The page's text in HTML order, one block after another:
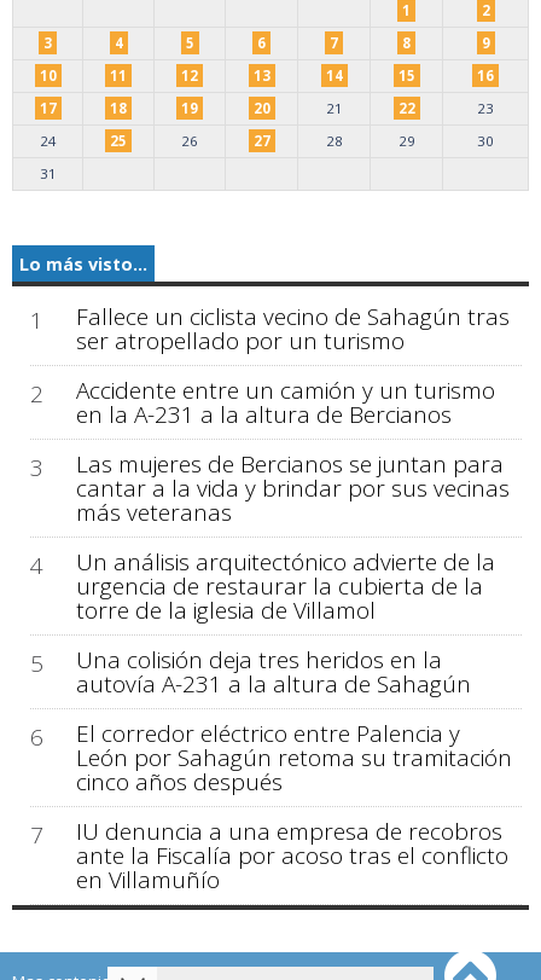
1
2
3
4 5 6 7 8
9
10
11 12 13 14 15
16
17
18 19 20 21 22
23
24
25 26 27 28 29
30
31
Lo más visto...
1 Fallece un ciclista vecino de Sahagún tras
ser atropellado por un turismo
2
Accidente entre un camión y un turismo
en la A-231 a la altura de Bercianos
3
Las mujeres de Bercianos se juntan para
cantar a la vida y brindar por sus vecinas
más veteranas
4
Un análisis arquitectónico advierte de la
urgencia de restaurar la cubierta de la
torre de la iglesia de Villamol
5
Una colisión deja tres heridos en la
autovía A-231 a la altura de Sahagún
6
El corredor eléctrico entre Palencia y
León por Sahagún retoma su tramitación
cinco años después
7
IU denuncia a una empresa de recobros
ante la Fiscalía por acoso tras el conflicto
en Villamuñío